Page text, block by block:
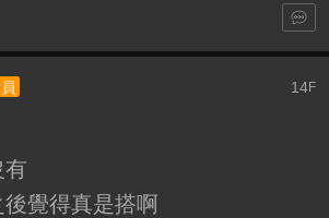
14F
有
覺得真是搭啊